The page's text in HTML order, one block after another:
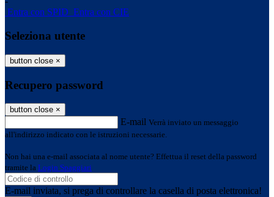
Entra con SPID Entra con CIE
Seleziona utente
button close ×
Recupero password
button close ×
E-mail Verrà inviato un messaggio
all'indirizzo indicato con le istruzioni necessarie.
Non hai una e-mail associata al nome utente? Effettua il reset della password
tramite la Login Spaggiari
E-mail inviata, si prega di controllare la casella di posta elettronica!